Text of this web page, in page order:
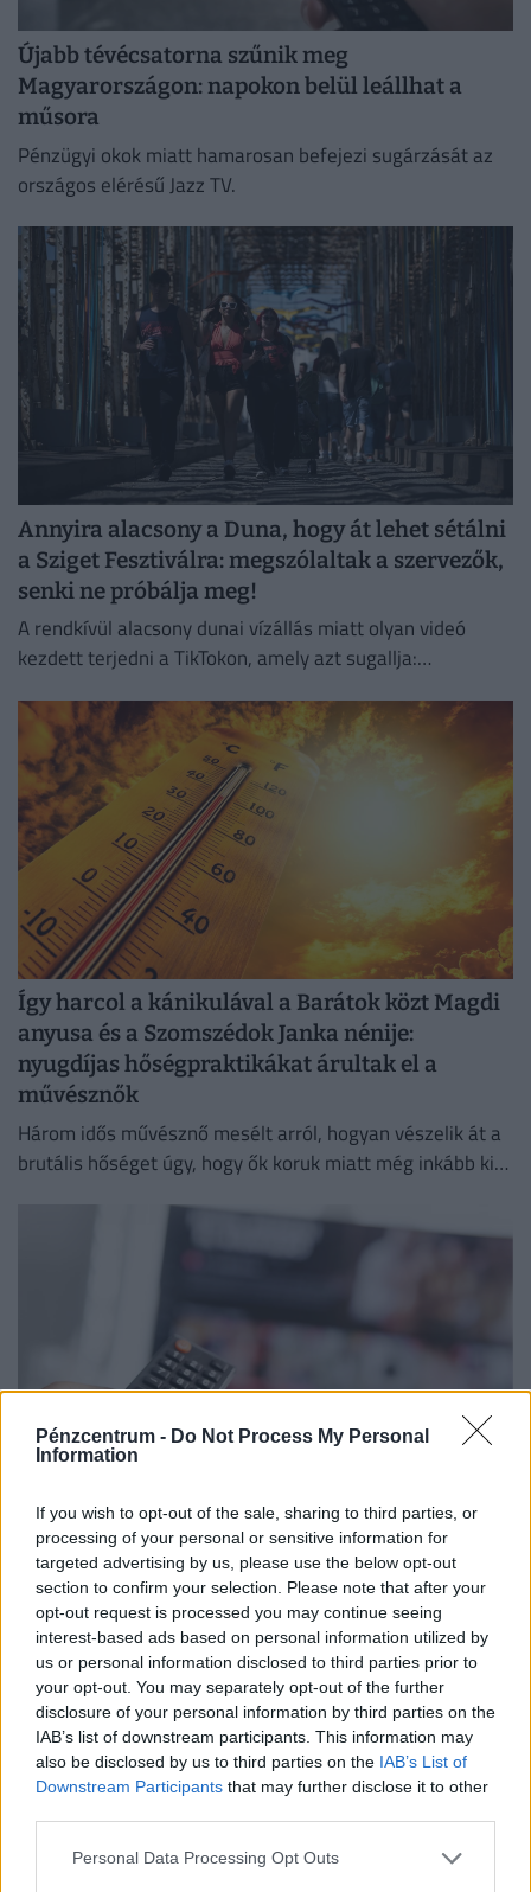
Pénzcentrum - Do Not Process My Personal
Information
If you wish to opt-out of the sale, sharing to third parties, or
processing of your personal or sensitive information for
targeted advertising by us, please use the below opt-out
section to confirm your selection. Please note that after your
opt-out request is processed you may continue seeing
interest-based ads based on personal information utilized by
us or personal information disclosed to third parties prior to
your opt-out. You may separately opt-out of the further
disclosure of your personal information by third parties on the
IAB’s list of downstream participants. This information may
also be disclosed by us to third parties on the IAB’s List of
Downstream Participants that may further disclose it to other
Personal Data Processing Opt Outs
Újabb tévécsatorna szűnik meg
Magyarországon: napokon belül leállhat a
műsora
Pénzügyi okok miatt hamarosan befejezi sugárzását az
országos elérésű Jazz TV.
Annyira alacsony a Duna, hogy át lehet sétálni
a Sziget Fesztiválra: megszólaltak a szervezők,
senki ne próbálja meg!
A rendkívül alacsony dunai vízállás miatt olyan videó
kezdett terjedni a TikTokon, amely azt sugallja:
Így harcol a kánikulával a Barátok közt Magdi
anyusa és a Szomszédok Janka nénije:
nyugdíjas hőségpraktikákat árultak el a
művésznők
Három idős művésznő mesélt arról, hogyan vészelik át a
brutális hőséget úgy, hogy ők koruk miatt még inkább ki
Régóta várt sorozat érkezik a SkyShowtime
kínálatába: ekkortól lesz látható a képernyőn
A SkyShowtime szolgáltatásai számos platformon
hozzáférhetők, beleértve az Apple és Android
okoseszközöket.